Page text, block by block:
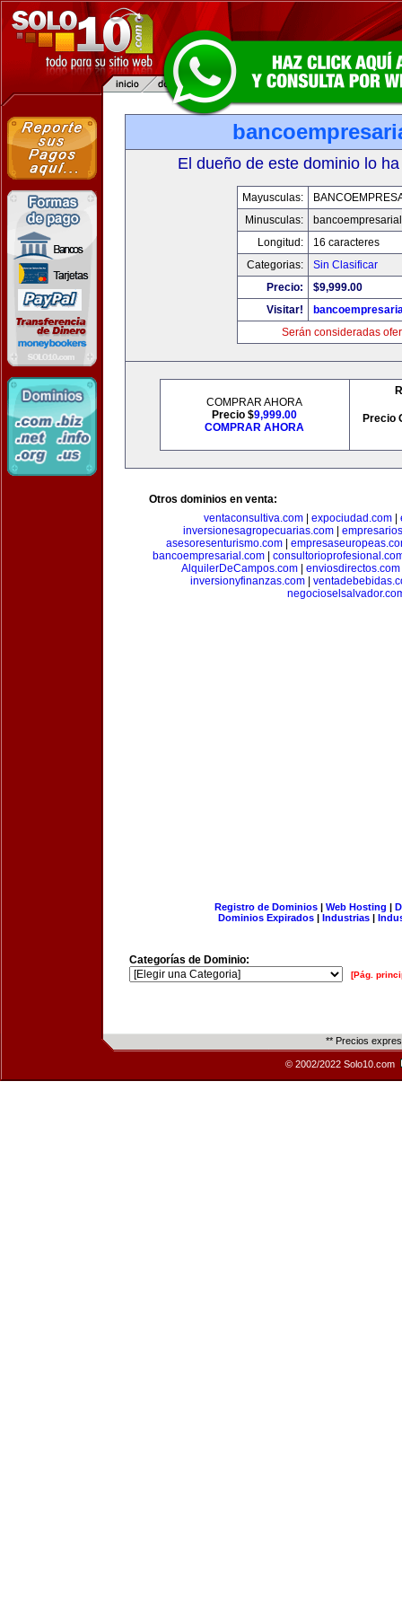
El dueño de este dominio lo
Mayusculas:
Minusculas:
Longitud:
16 caracteres
Categorias:
Sin Clasificar
Precio:
$9,999.00
Visitar!
Serán consideradas
COMPRAR AHORA
Precio $9,999.00
COMPRAR AHORA
Precio
Otros dominios en venta:
ventaconsultiva.com
expociudad.com
inversionesagropecuarias.com
asesoresenturismo.com|
bancoempresarial.com
AlquilerDeCampos.com
enviosdirectos.com
inversionyfinanzas.com|
Registro de Dominios| Web Hosting |
Dominios Expirados | Industrias |
Categorías de Dominio:
[Pág.
** Precios
© 2002/2022 Solo10.com